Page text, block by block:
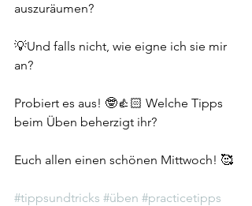
auszuräumen?
💡Und falls nicht, wie eigne ich sie mir
an?
Probiert es aus! 🤓👍🏻 Welche Tipps
beim Üben beherzigt ihr?
Euch allen einen schönen Mittwoch! 🥰
#tippsundtricks #üben #practicetipps